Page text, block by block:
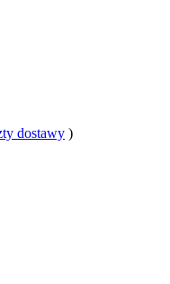
dostawy )